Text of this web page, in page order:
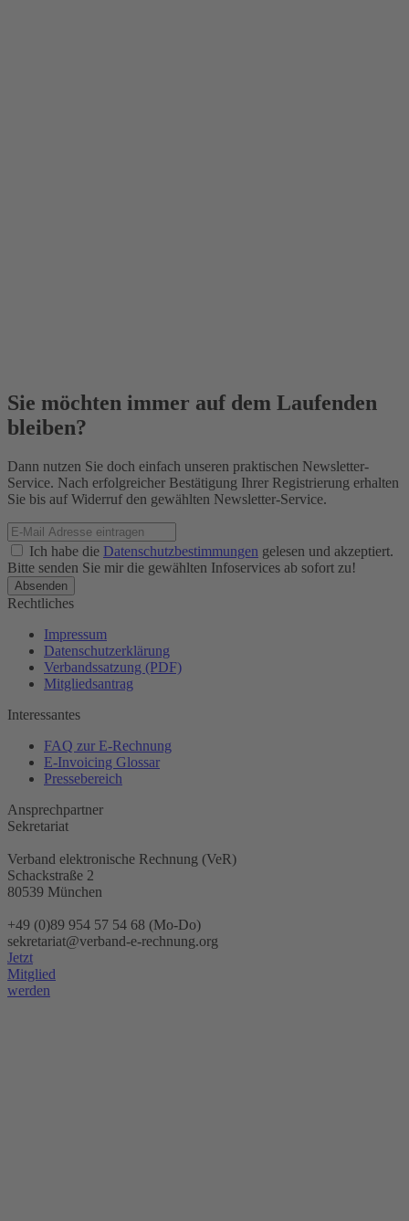
Sie möchten immer auf dem Laufenden
bleiben?
Dann nutzen Sie doch einfach unseren praktischen Newsletter-
Service. Nach erfolgreicher Bestätigung Ihrer Registrierung erhalten
Sie bis auf Widerruf den gewählten Newsletter-Service.
Ich habe die Datenschutzbestimmungen gelesen und akzeptiert.
Bitte senden Sie mir die gewählten Infoservices ab sofort zu!
Rechtliches
Impressum
Datenschutzerklärung
Verbandssatzung (PDF)
Mitgliedsantrag
Interessantes
FAQ zur E-Rechnung
E-Invoicing Glossar
Pressebereich
Ansprechpartner
Sekretariat
Verband elektronische Rechnung (VeR)
Schackstraße 2
80539 München
+49 (0)89 954 57 54 68 (Mo-Do)
sekretariat@verband-e-rechnung.org
Jetzt
Mitglied
werden